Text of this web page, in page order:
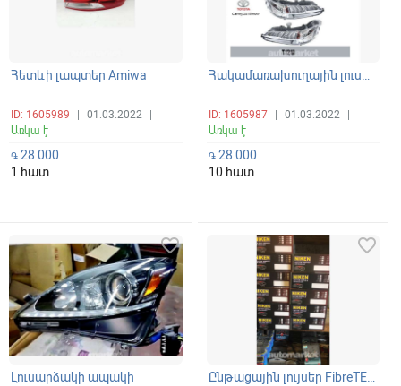
Հետևի լապտեր Amiwa
ID: 1605989 01.03.2022
Առկա է
֏ 28 000
1 հատ
Հակամառախուղային լուսարձակ
ID: 1605987 01.03.2022
Առկա է
֏28 000
10 հատ
Լուսարձակի ապակի
favorite_border
Ընթացային լույսեր FibreTECH Germany
favorite_border